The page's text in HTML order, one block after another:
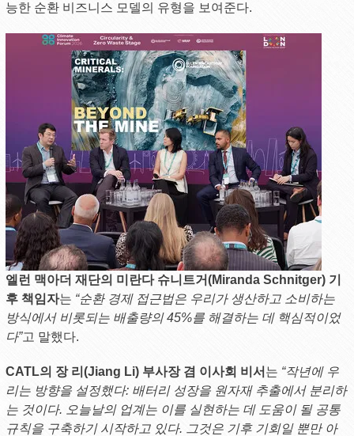
능한 순환 비즈니스 모델의 유형을 보여준다.
엘런 맥아더 재단의 미란다 슈니트거(Miranda Schnitger) 기
후 책임자는 “순환 경제 접근법은 우리가 생산하고 소비하는
방식에서 비롯되는 배출량의 45%를 해결하는 데 핵심적이었
다”고 말했다.
CATL의 장 리(Jiang Li) 부사장 겸 이사회 비서 는 “작년에 우
리는 방향을 설정했다: 배터리 성장을 원자재 추출에서 분리하
는 것이다. 오늘날의 업계는 이를 실현하는 데 도움이 될 공통
규칙을 구축하기 시작하고 있다. 그것은 기후 기회일 뿐만 아